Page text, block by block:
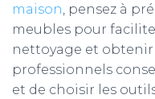
maison, pensez à
meubles pour
nettoyage et obtenir
professionnels
et de choisir les